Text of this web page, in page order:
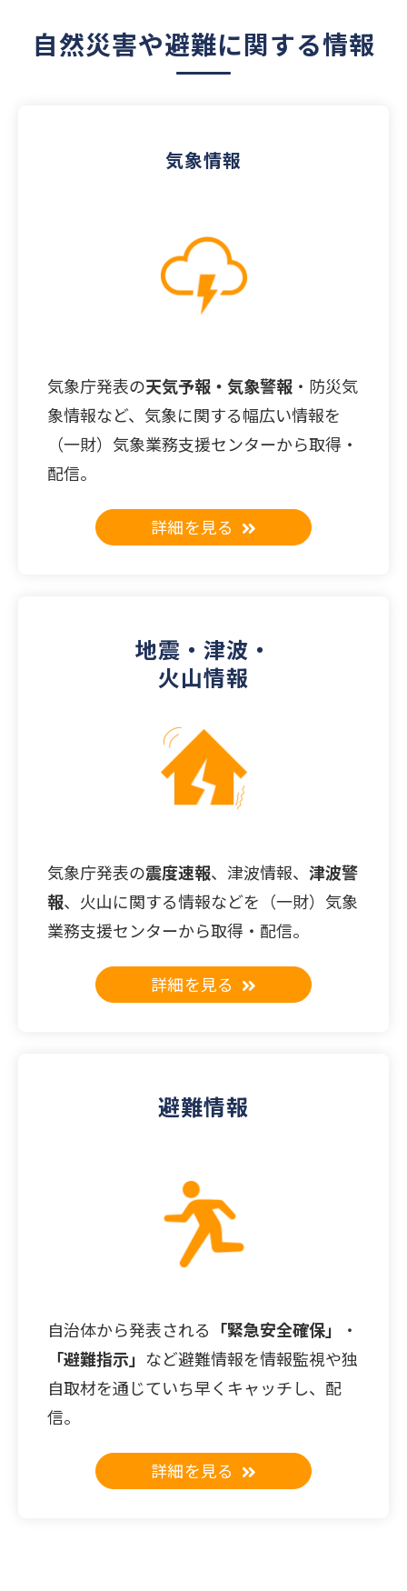
自然災害や避難に関する情報
気象情報
気象庁発表の天気予報・気象警報 ・防災気
象情報など、気象に関する幅広い情報を
（一財）気象業務支援センターから取得・
配信。
詳細を見る
地震・津波・
火山情報
気象庁発表の震度速報、津波情報、 津波警
報、火山に関する情報などを（一財）気象
業務支援センターから取得・配信。
詳細を見る
避難情報
自治体から発表される 「緊急安全確保」
・
「避難指示」 など避難情報を情報監視や独
自取材を通じていち早くキャッチし、配
信。
詳細を見る